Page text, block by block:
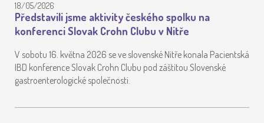
18/05/2026
Představili jsme aktivity českého spolku na
konferenci Slovak Crohn Clubu v Nitře
V sobotu 16. května 2026 se ve slovenské Nitře konala Pacientská
IBD konference Slovak Crohn Clubu pod záštitou Slovenské
gastroenterologické společnosti.